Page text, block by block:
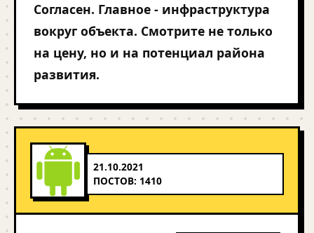
Согласен. Главное - инфраструктура
вокруг объекта. Смотрите не только
на цену, но и на потенциал района
развития.
21.10.2021
ПОСТОВ: 1410